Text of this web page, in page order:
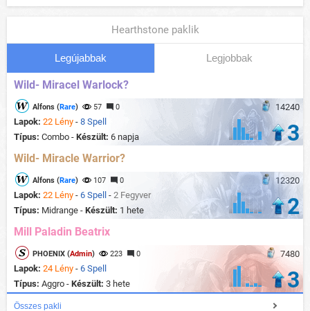
Hearthstone paklik
Legújabbak Legjobbak
Wild- Miracel Warlock?
14240
Alfons (Rare) 57 0
Lapok: 22 Lény - 8 Spell
Típus: Combo - Készült: 6 napja 3
Wild- Miracle Warrior?
12320
Alfons (Rare) 107 0
Lapok: 22 Lény - 6 Spell - 2 Fegyver
Típus: Midrange - Készült: 1 hete 2
Mill Paladin Beatrix
7480
PHOENIX (Admin) 223 0
Lapok: 24 Lény - 6 Spell
Típus: Aggro - Készült: 3 hete 3
Összes pakli